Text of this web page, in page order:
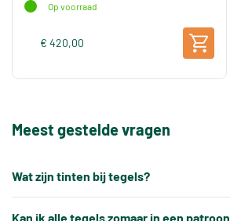
Op voorraad
€ 420,00
Meest gestelde vragen
Wat zijn tinten bij tegels?
Kan ik alle tegels zomaar in een patroon